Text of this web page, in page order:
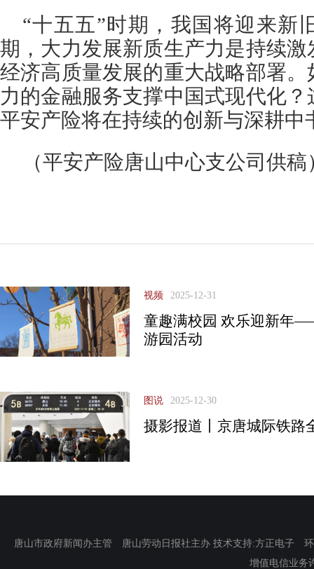
“十五五”时期，我国将迎来新
期，大力发展新质生产力是持续
经济高质量发展的重大战略部署
力的金融服务支撑中国式现代化
平安产险将在持续的创新与深耕中
（平安产险唐山中心支公司供稿
视频 2025-12-31
童趣满校园 欢乐迎新年
游园活动
图说 2025-12-30
摄影报道丨京唐城际铁路
唐山市政府新闻办主管 唐山劳动日报社主办 技术支持:方正电子
增值电信业务